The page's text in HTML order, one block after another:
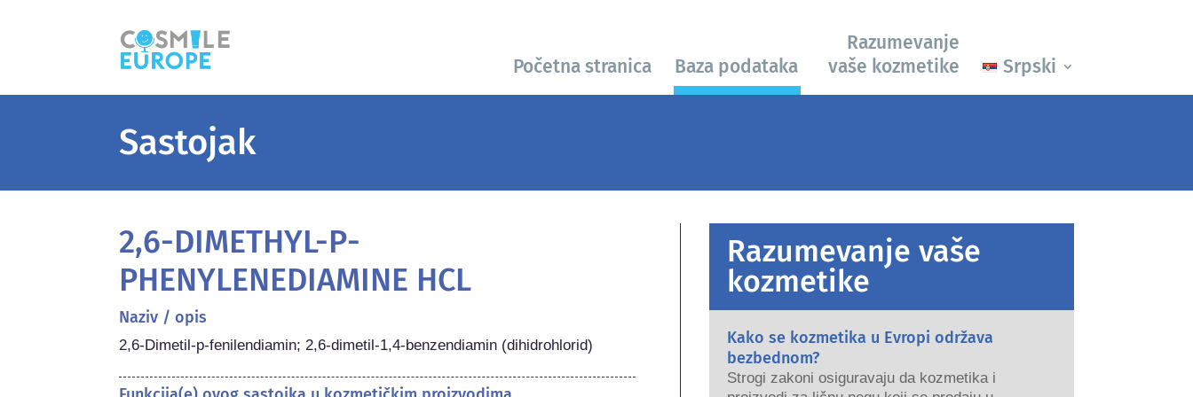
Početna stranica Baza podataka
Razumevanje
vaše kozmetike
Srpski
Sastojak
2,6-DIMETHYL-P-
PHENYLENEDIAMINE HCL
Naziv / opis
2,6-Dimetil-p-fenilendiamin; 2,6-dimetil-1,4-benzendiamin (dihidrohlorid)
Razumevanje vaše
kozmetike
Kako se kozmetika u Evropi održava
bezbednom?
Strogi zakoni osiguravaju da kozmetika i